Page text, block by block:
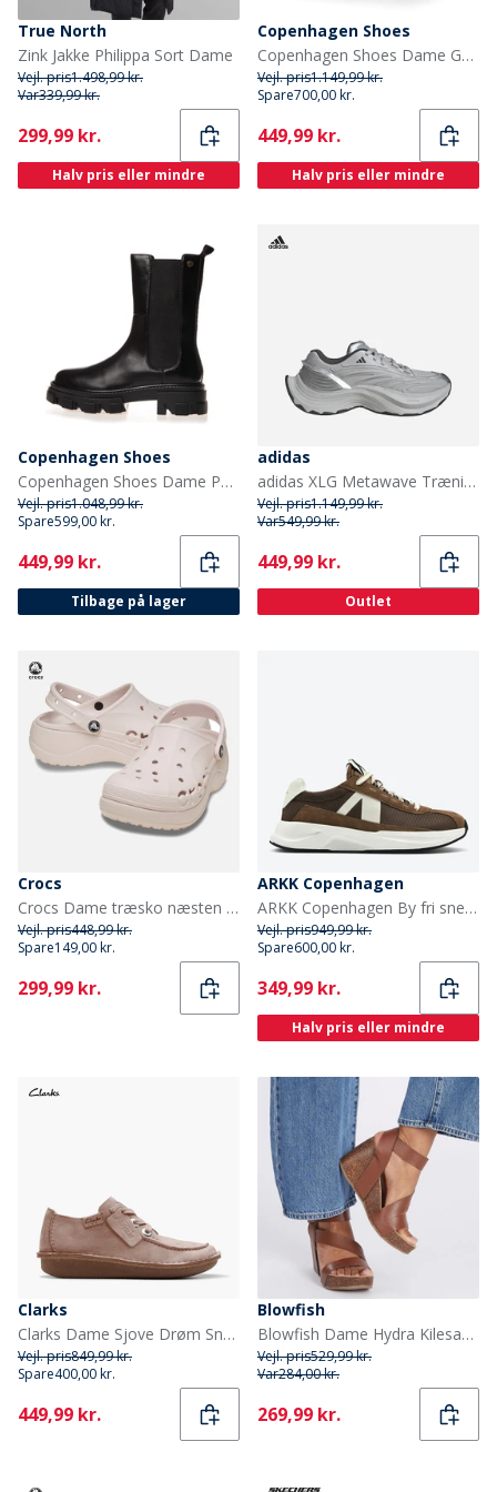
True North
Zink Jakke Philippa Sort Dame
Vejl. pris1.498,99 kr.
Var339,99 kr.
Current
299,99 kr.
Halv pris eller mindre
Copenhagen Shoes
Copenhagen Shoes Dame Going Læder Copenhagen Støvler 001 Sort
Vejl. pris1.149,99 kr.
Spare700,00 kr.
Current
449,99 kr.
Halv pris eller mindre
Copenhagen Shoes
Copenhagen Shoes Dame Penny Piger Støvler 001 Sort
Vejl. pris1.048,99 kr.
Spare599,00 kr.
Current
449,99 kr.
Tilbage på lager
adidas
adidas XLG Metawave Træningssko Grey Two/Carbon Silver/Silver Metallic
Vejl. pris1.149,99 kr.
Var549,99 kr.
Current
449,99 kr.
Outlet
Crocs
Crocs Dame træsko næsten lyserød
Vejl. pris448,99 kr.
Spare149,00 kr.
Current
299,99 kr.
ARKK Copenhagen
ARKK Copenhagen By fri sneakers Brown Tofu
Vejl. pris949,99 kr.
Spare600,00 kr.
Current
349,99 kr.
Halv pris eller mindre
Clarks
Clarks Dame Sjove Drøm Snørebånd Sko Light Pink Suede
Vejl. pris849,99 kr.
Spare400,00 kr.
Current
449,99 kr.
Blowfish
Blowfish Dame Hydra Kilesandaler Gyldenbrun
Vejl. pris529,99 kr.
Var284,00 kr.
Current
269,99 kr.